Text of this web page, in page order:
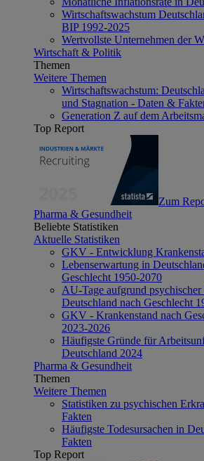
Wirtschaftswachstum
BIP 1992-2025
Wertvollste Unternehmen der
Wirtschaft & Politik
Themen
Weitere Themen
Wirtschaftswachstum:
und Stagnation - Daten &
Generation Z auf dem
Top Report
Zum
Pharma & Gesundheit
Beliebte Statistiken
Aktuelle Statistiken
GKV - Entwicklung
Lebenserwartung in
Geschlecht 1950-2070
AU-Tage aufgrund
Deutschland nach Geschlecht
GKV - Krankenstand nach
2023-2026
Häufigste Gründe für
Deutschland 2024
Pharma & Gesundheit
Themen
Weitere Themen
Statistiken zu psychischen
Fakten
Häufigste Todesursachen in
Fakten
Top Report